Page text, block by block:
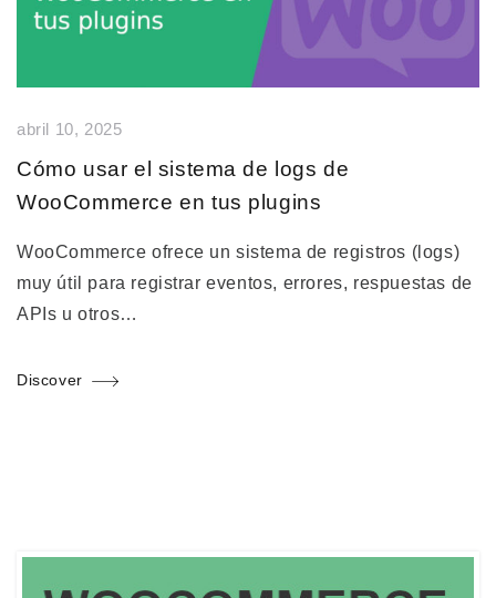
abril 10, 2025
Cómo usar el sistema de logs de
WooCommerce en tus plugins
WooCommerce ofrece un sistema de registros (logs)
muy útil para registrar eventos, errores, respuestas de
APIs u otros…
Discover